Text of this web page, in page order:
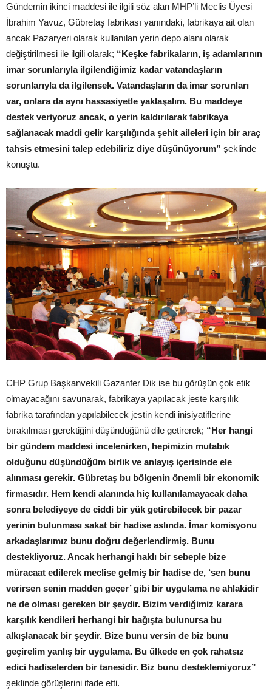
Gündemin ikinci maddesi ile ilgili söz alan MHP’li Meclis Üyesi
İbrahim Yavuz, Gübretaş fabrikası yanındaki, fabrikaya ait olan
ancak Pazaryeri olarak kullanılan yerin depo alanı olarak
değiştirilmesi ile ilgili olarak; “Keşke fabrikaların, iş adamlarının
imar sorunlarıyla ilgilendiğimiz kadar vatandaşların
sorunlarıyla da ilgilensek. Vatandaşların da imar sorunları
var, onlara da aynı hassasiyetle yaklaşalım. Bu maddeye
destek veriyoruz ancak, o yerin kaldırılarak fabrikaya
sağlanacak maddi gelir karşılığında şehit aileleri için bir araç
tahsis etmesini talep edebiliriz diye düşünüyorum” şeklinde
konuştu.
CHP Grup Başkanvekili Gazanfer Dik ise bu görüşün çok etik
olmayacağını savunarak, fabrikaya yapılacak jeste karşılık
fabrika tarafından yapılabilecek jestin kendi inisiyatiflerine
bırakılması gerektiğini düşündüğünü dile getirerek; “Her hangi
bir gündem maddesi incelenirken, hepimizin mutabık
olduğunu düşündüğüm birlik ve anlayış içerisinde ele
alınması gerekir. Gübretaş bu bölgenin önemli bir ekonomik
firmasıdır. Hem kendi alanında hiç kullanılamayacak daha
sonra belediyeye de ciddi bir yük getirebilecek bir pazar
yerinin bulunması sakat bir hadise aslında. İmar komisyonu
arkadaşlarımız bunu doğru değerlendirmiş. Bunu
destekliyoruz. Ancak herhangi haklı bir sebeple bize
müracaat edilerek meclise gelmiş bir hadise de, ‘sen bunu
verirsen senin madden geçer’ gibi bir uygulama ne ahlakidir
ne de olması gereken bir şeydir. Bizim verdiğimiz karara
karşılık kendileri herhangi bir bağışta bulunursa bu
alkışlanacak bir şeydir. Bize bunu versin de biz bunu
geçirelim yanlış bir uygulama. Bu ülkede en çok rahatsız
edici hadiselerden bir tanesidir. Biz bunu desteklemiyoruz”
şeklinde görüşlerini ifade etti.